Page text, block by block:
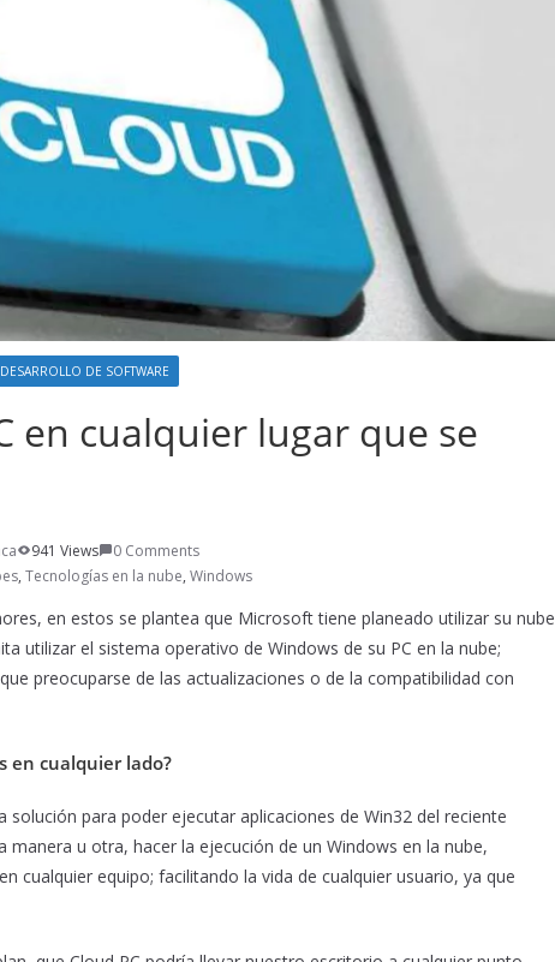
DE SOFTWARE
en cualquier lugar que se
941 Views
0 Comments
, Tecnologías en la nube, Windows
en estos se plantea que Microsoft tiene planeado utilizar su nube
utilizar el sistema operativo de Windows de su PC en la nube;
preocuparse de las actualizaciones o de la compatibilidad con
en cualquier lado?
solución para poder ejecutar aplicaciones de Win32 del reciente
manera u otra, hacer la ejecución de un Windows en la nube,
cualquier equipo; facilitando la vida de cualquier usuario, ya que